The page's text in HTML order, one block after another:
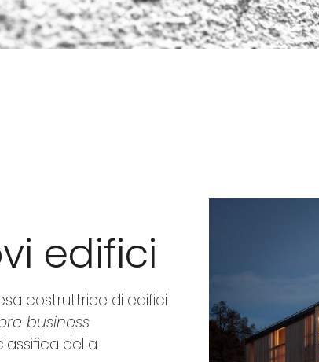
edifici
costruttrice di edifici
business
della